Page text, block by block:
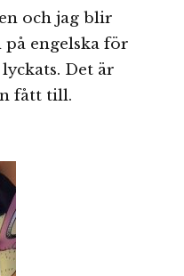
och jag blir
på engelska för
Det är
fått till.